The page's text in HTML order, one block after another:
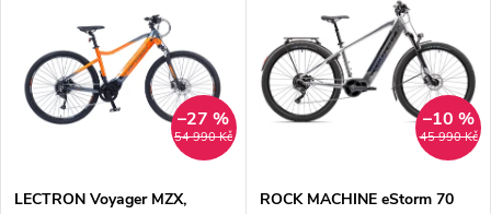
e
n
p
s
54 990 Kč
–27 %
LECTRON Voyager MZX,
45 990 Kč
–10 %
ROCK MACHINE eStorm 70